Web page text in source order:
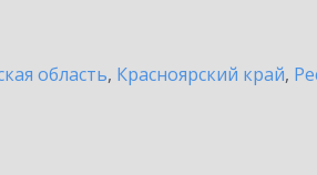
область, Красноярский край,